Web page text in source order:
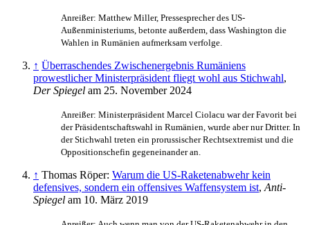
Anreißer: Matthew Miller, Pressesprecher des US-
Außenministeriums, betonte außerdem, dass Washington die
Wahlen in Rumänien aufmerksam verfolge.
↑ Überraschendes Zwischenergebnis Rumäniens
prowestlicher Ministerpräsident fliegt wohl aus Stichwahl,
Der Spiegel am 25. November 2024
Anreißer: Ministerpräsident Marcel Ciolacu war der Favorit bei
der Präsidentschafts­wahl in Rumänien, wurde aber nur Dritter. In
der Stichwahl treten ein prorussischer Rechtsextremist und die
Oppositions­chefin gegeneinander an.
↑ Thomas Röper: Warum die US-Raketenabwehr kein
defensives, sondern ein offensives Waffensystem ist, Anti-
Spiegel am 10. März 2019